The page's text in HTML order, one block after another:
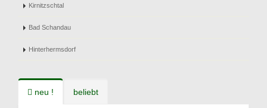
Kirnitzschtal
Bad Schandau
Hinterhermsdorf
neu ! beliebt